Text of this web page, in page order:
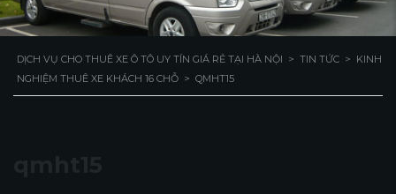
DỊCH VỤ CHO THUÊ XE Ô TÔ UY TÍN GIÁ RẺ TẠI HÀ NỘI > TIN TỨC > KINH
NGHIỆM THUÊ XE KHÁCH 16 CHỖ > QMHT15